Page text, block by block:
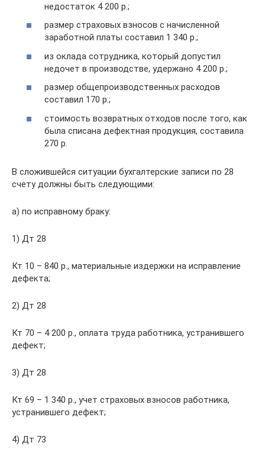
недостаток 4 200 р.;
размер страховых взносов с начисленной
заработной платы составил 1 340 р.;
из оклада сотрудника, который допустил
недочет в производстве, удержано 4 200 р.;
размер общепроизводственных расходов
составил 170 р.;
стоимость возвратных отходов после того, как
была списана дефектная продукция, составила
270 р.
В сложившейся ситуации бухгалтерские записи по 28
счету должны быть следующими:
а) по исправному браку:
1) Дт 28
Кт 10 – 840 р., материальные издержки на исправление
дефекта;
2) Дт 28
Кт 70 – 4 200 р., оплата труда работника, устранившего
дефект;
3) Дт 28
Кт 69 – 1 340 р., учет страховых взносов работника,
устранившего дефект;
4) Дт 73